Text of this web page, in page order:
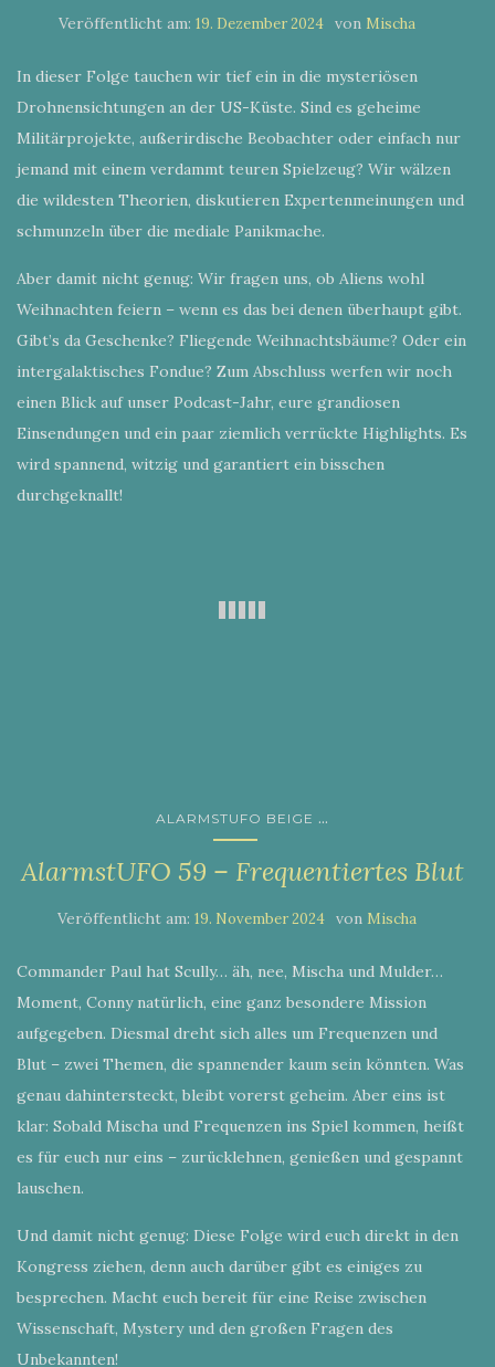
Veröffentlicht am: 19. Dezember 2024 von Mischa
In dieser Folge tauchen wir tief ein in die mysteriösen
Drohnensichtungen an der US-Küste. Sind es geheime
Militärprojekte, außerirdische Beobachter oder einfach nur
jemand mit einem verdammt teuren Spielzeug? Wir wälzen
die wildesten Theorien, diskutieren Expertenmeinungen und
schmunzeln über die mediale Panikmache.
Aber damit nicht genug: Wir fragen uns, ob Aliens wohl
Weihnachten feiern – wenn es das bei denen überhaupt gibt.
Gibt’s da Geschenke? Fliegende Weihnachtsbäume? Oder ein
intergalaktisches Fondue? Zum Abschluss werfen wir noch
einen Blick auf unser Podcast-Jahr, eure grandiosen
Einsendungen und ein paar ziemlich verrückte Highlights. Es
wird spannend, witzig und garantiert ein bisschen
durchgeknallt!
ALARMSTUFO BEIGE ...
AlarmstUFO 59 – Frequentiertes Blut
Veröffentlicht am: 19. November 2024 von Mischa
Commander Paul hat Scully… äh, nee, Mischa und Mulder…
Moment, Conny natürlich, eine ganz besondere Mission
aufgegeben. Diesmal dreht sich alles um Frequenzen und
Blut – zwei Themen, die spannender kaum sein könnten. Was
genau dahintersteckt, bleibt vorerst geheim. Aber eins ist
klar: Sobald Mischa und Frequenzen ins Spiel kommen, heißt
es für euch nur eins – zurücklehnen, genießen und gespannt
lauschen.
Und damit nicht genug: Diese Folge wird euch direkt in den
Kongress ziehen, denn auch darüber gibt es einiges zu
besprechen. Macht euch bereit für eine Reise zwischen
Wissenschaft, Mystery und den großen Fragen des
Unbekannten!